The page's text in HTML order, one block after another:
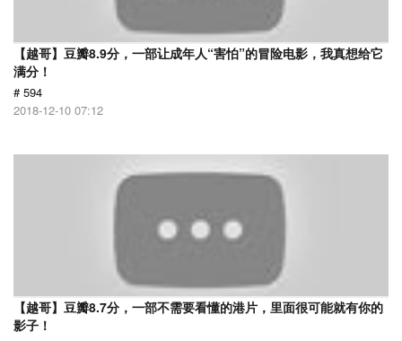
【越哥】豆瓣8.9分，一部让成年人“害怕”的冒险电影，我真想给它
满分！
# 594
2018-12-10 07:12
【越哥】豆瓣8.7分，一部不需要看懂的港片，里面很可能就有你的
影子！